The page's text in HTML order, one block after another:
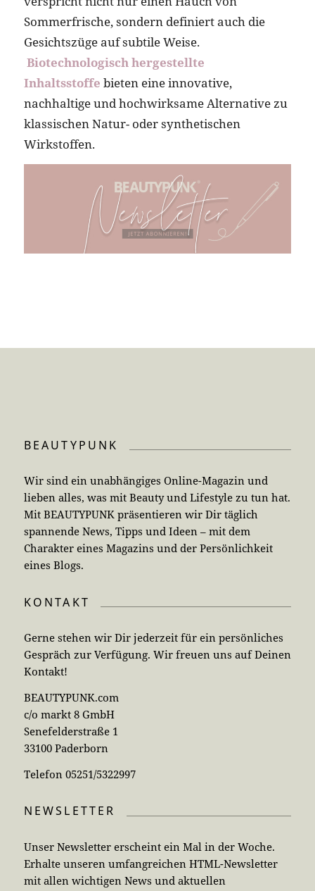
Sommerfrische, sondern definiert auch die
Gesichtszüge auf subtile Weise.
Biotechnologisch hergestellte
Inhaltsstoffe bieten eine innovative,
nachhaltige und hochwirksame Alternative zu
klassischen Natur- oder synthetischen
Wirkstoffen.
BEAUTYPUNK
Wir sind ein unabhängiges Online-Magazin und
lieben alles, was mit Beauty und Lifestyle zu tun hat.
Mit BEAUTYPUNK präsentieren wir Dir täglich
spannende News, Tipps und Ideen – mit dem
Charakter eines Magazins und der Persönlichkeit
eines Blogs.
KONTAKT
Gerne stehen wir Dir jederzeit für ein persönliches
Gespräch zur Verfügung. Wir freuen uns auf Deinen
Kontakt!
BEAUTYPUNK.com
c/o markt 8 GmbH
Senefelderstraße 1
33100 Paderborn
Telefon 05251/5322997
NEWSLETTER
Unser Newsletter erscheint ein Mal in der Woche.
Erhalte unseren umfangreichen HTML-Newsletter
mit allen wichtigen News und aktuellen